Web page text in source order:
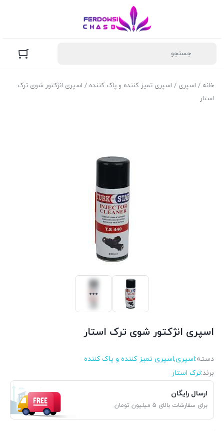
خانه / اسپری / اسپری تمیز کننده و پاک کننده / اسپری انژکتور شوی ترک
استار
اسپری انژکتور شوی ترک استار
دسته:اسپری,اسپری تمیز کننده و پاک کننده
برند:ترک استار
ارسال رایگان
برای سفارشات بالای 5 میلیون تومان